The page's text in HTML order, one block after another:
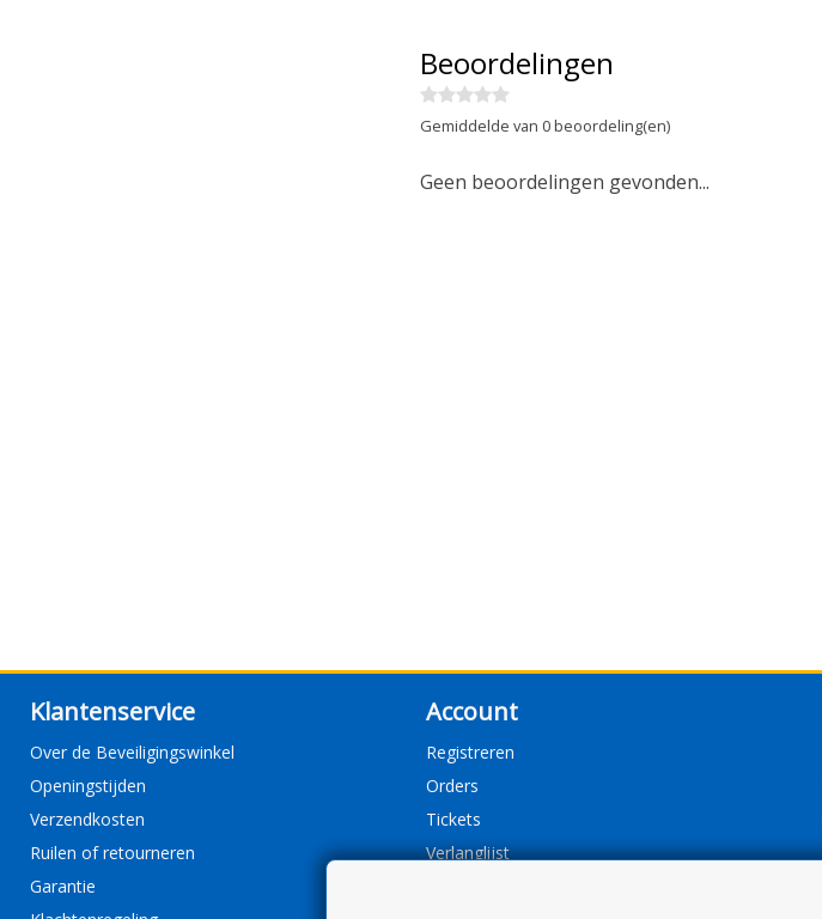
Beoordelingen
Gemiddelde van 0 beoordeling(en)
Geen beoordelingen gevonden...
Klantenservice
Over de Beveiligingswinkel
Openingstijden
Verzendkosten
Ruilen of retourneren
Garantie
Account
Registreren
Orders
Tickets
Verlanglijst